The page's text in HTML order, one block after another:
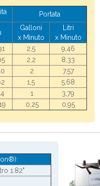
Portata
Galloni
x Minuto
Litri
x Minuto
2,5
9,46
2,2
8,33
2
7,57
1,5
5,68
1
3,79
0,25 0,95
1.82"